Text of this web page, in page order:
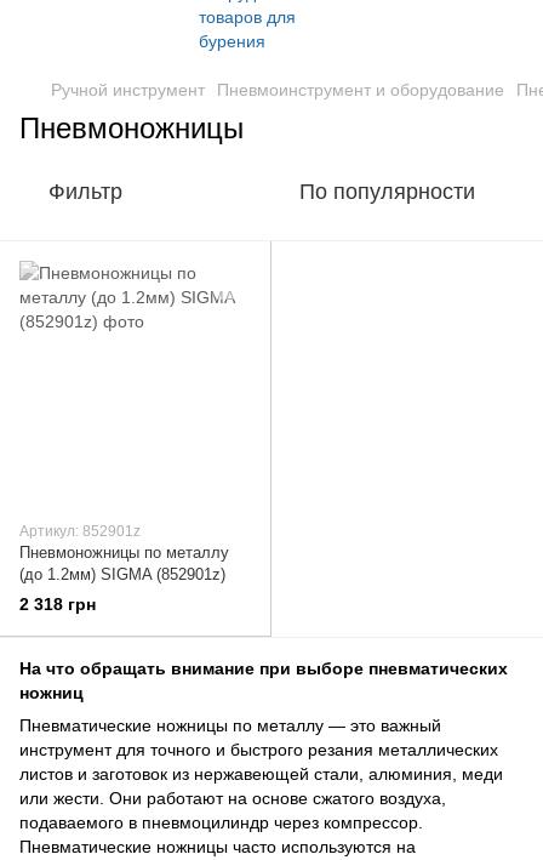
Ручной инструмент Пневмоинструмент и оборудование
Пневмоножницы
Фильтр По популярности
Артикул: 852901z
Пневмоножницы по металлу
(до 1.2мм) SIGMA (852901z)
2 318 грн
На что обращать внимание при выборе пневматических
ножниц
Пневматические ножницы по металлу — это важный
инструмент для точного и быстрого резания металлических
листов и заготовок из нержавеющей стали, алюминия, меди
или жести. Они работают на основе сжатого воздуха,
подаваемого в пневмоцилиндр через компрессор.
Пневматические ножницы часто используются на